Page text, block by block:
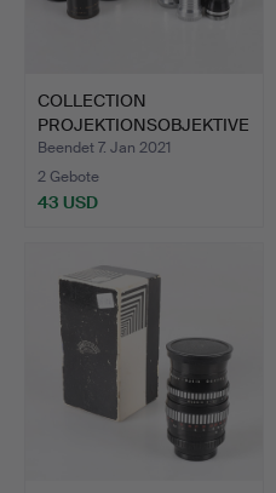
COLLECTION
PROJEKTIONSOBJEKTIVE
N für älter…
Beendet 7. Jan 2021
2 Gebote
43 USD